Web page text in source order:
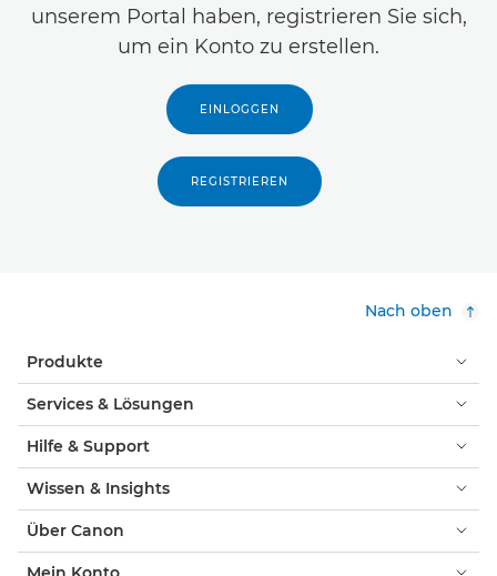
unserem Portal haben, registrieren Sie sich,
um ein Konto zu erstellen.
EINLOGGEN
REGISTRIEREN
Nach oben
Produkte
Services & Lösungen
Hilfe & Support
Wissen & Insights
Über Canon